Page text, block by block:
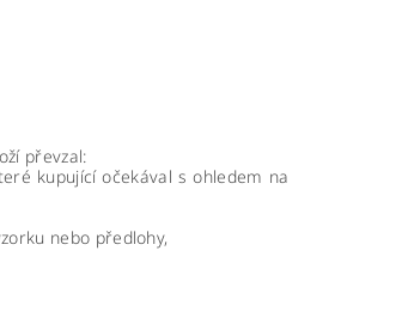
převzal:
kupující očekával s ohledem na
nebo předlohy,